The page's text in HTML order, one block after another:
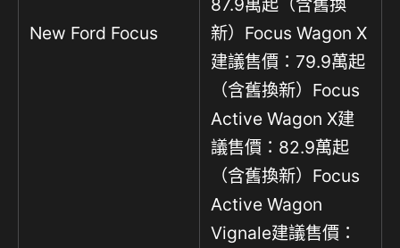
New Ford Focus
87.9萬起（含舊換
新）Focus Wagon X
建議售價：79.9萬起
（含舊換新）Focus
Active Wagon X建
議售價：82.9萬起
（含舊換新）Focus
Active Wagon
Vignale建議售價：